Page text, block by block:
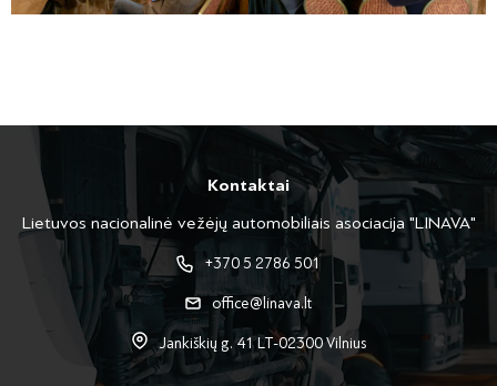
Kontaktai
Lietuvos nacionalinė vežėjų automobiliais asociacija "LINAVA"
+370 5 2786 501
office@linava.lt
Jankiškių g. 41 LT-02300 Vilnius